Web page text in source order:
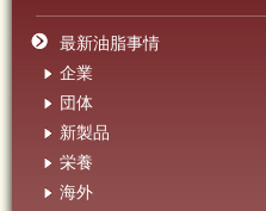
最新油脂事情
企業
団体
新製品
栄養
海外